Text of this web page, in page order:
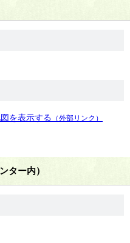
を表示する （外部リンク）
ター内）